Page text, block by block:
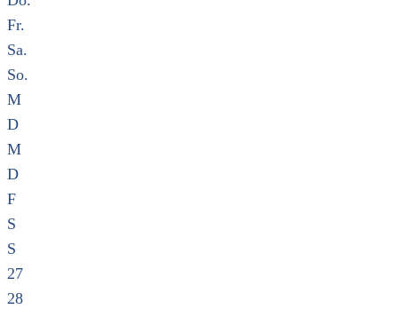
Fr.
Sa.
So.
M
D
M
D
F
S
S
27
28